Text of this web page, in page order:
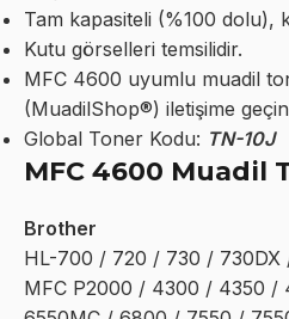
Tam kapasiteli (%100 dolu),
Kutu görselleri temsilidir.
MFC 4600 uyumlu muadil
(MuadilShop®) iletişime
Global Toner Kodu: TN-10J
MFC 4600 Muadil
Brother
HL-700 / 720 / 730 /
MFC P2000 / 4300 / 4350